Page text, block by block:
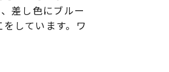
差し色にブルー
しています。ワ